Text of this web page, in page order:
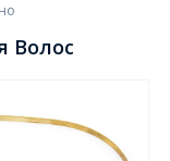
Волос